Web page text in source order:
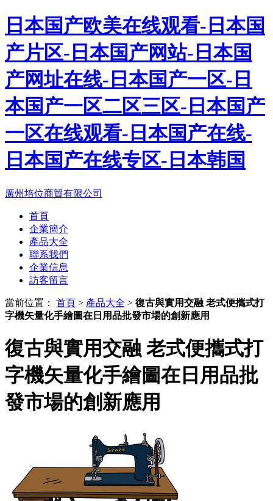
日本国产欧美在线观看-日本国
产片区-日本国产网站-日本国
产网址在线-日本国产一区-日
本国产一区二区三区-日本国产
一区在线观看-日本国产在线-
日本国产在线专区-日本韩国
廣州培位商貿有限公司
首頁
企業簡介
產品大全
聯系我們
企業信息
訪客留言
當前位置： 首頁 > 產品大全 > 復古與實用交融 老式便攜式打
字機矢量化手繪圖在日用品批發市場的創新應用
復古與實用交融 老式便攜式打
字機矢量化手繪圖在日用品批
發市場的創新應用